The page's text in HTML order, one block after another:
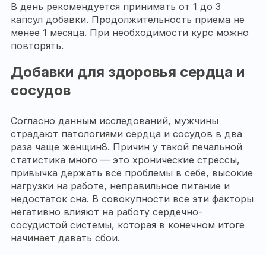
В день рекомендуется принимать от 1 до 3
капсул добавки. Продолжительность приема не
менее 1 месяца. При необходимости курс можно
повторять.
Добавки для здоровья сердца и
сосудов
Согласно данным исследований, мужчины
страдают патологиями сердца и сосудов в два
раза чаще женщин8. Причин у такой печальной
статистика много — это хронические стрессы,
привычка держать все проблемы в себе, высокие
нагрузки на работе, неправильное питание и
недостаток сна. В совокупности все эти факторы
негативно влияют на работу сердечно-
сосудистой системы, которая в конечном итоге
начинает давать сбои.